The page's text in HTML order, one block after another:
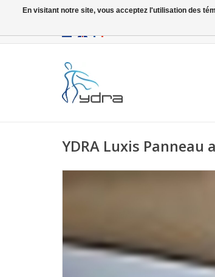
YDRA Luxis Panneau
En visitant notre site, vous acceptez l'utilisation des